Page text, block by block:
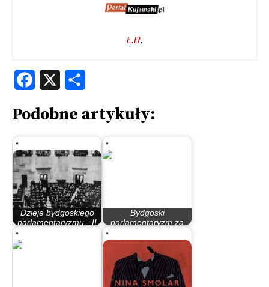
Ł.R.
Facebook
Podobne artykuły:
Dzieje bydgoskiego
parlamentaryzmu - II
Bydgoski
parlamentaryzm za